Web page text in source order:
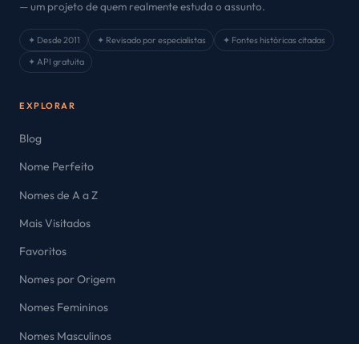
— um projeto de quem realmente estuda o assunto.
✦ Desde 2011 ✦ Revisado por especialistas
✦ Fontes históricas citadas
✦ API gratuita
EXPLORAR
Blog
Nome Perfeito
Nomes de A a Z
Mais Visitados
Favoritos
Nomes por Origem
Nomes Femininos
Nomes Masculinos